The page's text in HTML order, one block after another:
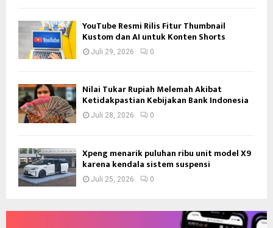
YouTube Resmi Rilis Fitur Thumbnail
Kustom dan AI untuk Konten Shorts
Juli 29, 2026 0
Nilai Tukar Rupiah Melemah Akibat
Ketidakpastian Kebijakan Bank Indonesia
Juli 28, 2026 0
Xpeng menarik puluhan ribu unit model X9
karena kendala sistem suspensi
Juli 25, 2026 0